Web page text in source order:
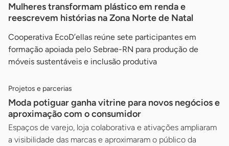
Mulheres transformam plástico em renda e
reescrevem histórias na Zona Norte de Natal
Cooperativa EcoD’ellas reúne sete participantes em
formação apoiada pelo Sebrae-RN para produção de
móveis sustentáveis e inclusão produtiva
Projetos e parcerias
Moda potiguar ganha vitrine para novos negócios e
aproximação com o consumidor
Espaços de varejo, loja colaborativa e ativações ampliaram
a visibilidade das marcas e aproximaram o público da